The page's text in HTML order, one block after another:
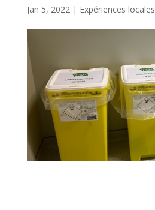
Jan 5, 2022| Expériences locales